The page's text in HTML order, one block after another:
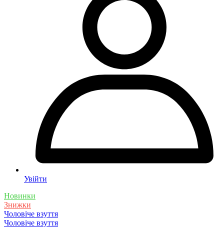
Увійти
Новинки
Знижки
Чоловіче взуття
Чоловіче взуття